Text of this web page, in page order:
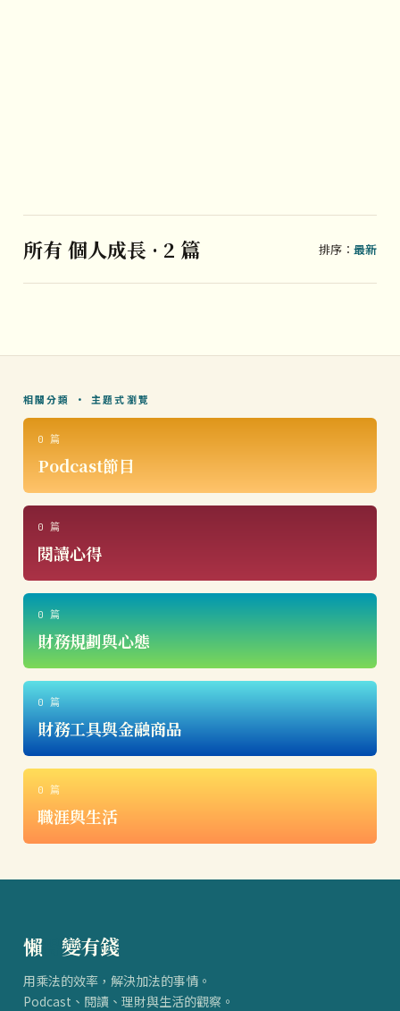
所有 個人成長 · 2 篇 排序：最新
相關分類 · 主題式瀏覽
0 篇
Podcast節目
0 篇
閱讀心得
0 篇
財務規劃與心態
0 篇
財務工具與金融商品
0 篇
職涯與生活
懶得 變有錢
用乘法的效率，解決加法的事情。
Podcast、閱讀、理財與生活的觀察。